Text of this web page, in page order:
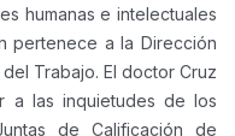
humanas e intelectuales
pertenece a la Dirección
Trabajo. El doctor Cruz
a las inquietudes de los
de Calificación de